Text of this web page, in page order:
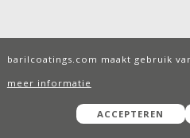
barilcoatings.com maakt gebruik
meer informatie
ACCEPTEREN